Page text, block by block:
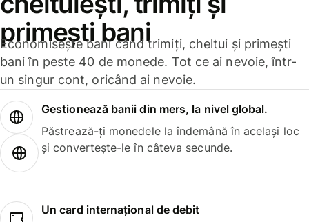
primești bani
Economisește bani când trimiți, cheltui și primești
bani în peste 40 de monede. Tot ce ai nevoie, într-
un singur cont, oricând ai nevoie.
Gestionează banii din mers, la nivel global.
Păstrează-ți monedele la îndemână în același loc
și convertește-le în câteva secunde.
Un card internațional de debit